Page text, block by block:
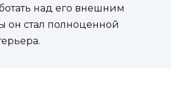
над его внешним
он стал полноценной